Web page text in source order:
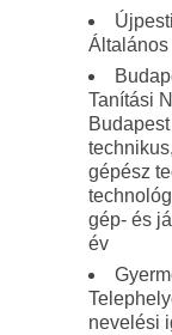
Általános
Tanítási
gépész
gép- és
év
nevelési